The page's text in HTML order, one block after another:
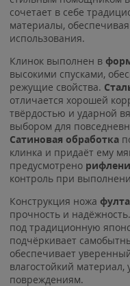
сочетает в себе
материалы,
использования.
Клинок выполнен в
высокими спусками,
режущие свойства.
отличается хорошей
твёрдостью и ударной
выбором для
Сатиновая обработка
клинка и придаёт ему
предусмотрено
контроль при
Конструкция ножа
прочность и надёжность.
под традиционную
подчёркивает
обеспечивает
влагостойкий
повреждениям.